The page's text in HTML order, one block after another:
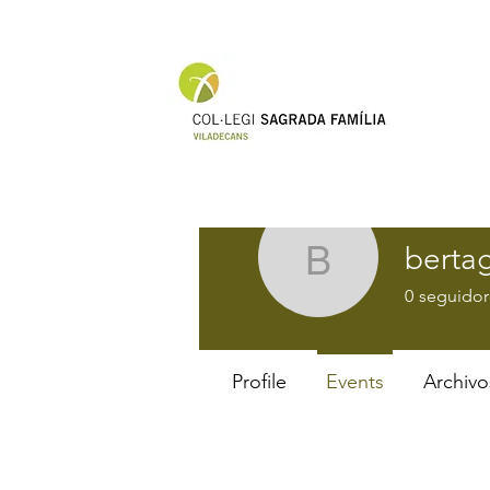
0
Profile Events